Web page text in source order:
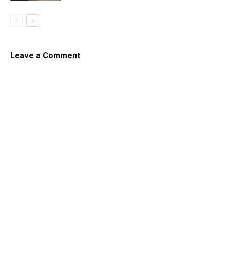
Leave a Comment